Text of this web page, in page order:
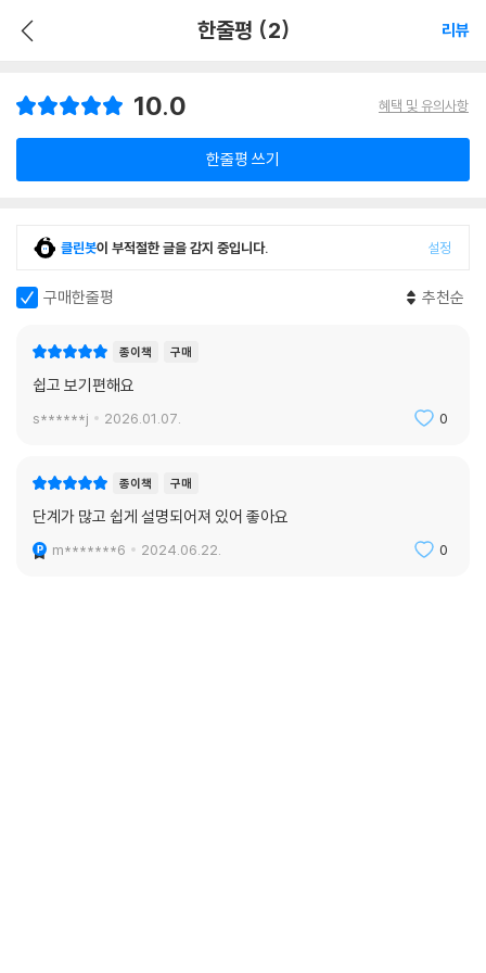
한줄평 (2) 리뷰
10.0 혜택 및 유의사항
한줄평 쓰기
클린봇이 부적절한 글을 감지 중입니다. 설정
구매한줄평 추천순
종이책 구매
쉽고 보기편해요
s******j 2026.01.07. 0
종이책 구매
단계가 많고 쉽게 설명되어져 있어 좋아요
m*******6 2024.06.22. 0